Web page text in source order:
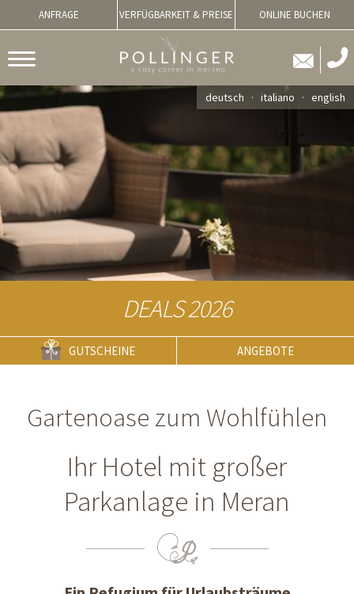
ANFRAGE VERFÜGBARKEIT & PREISE ONLINE BUCHEN
deutsch italiano english
DEALS 2026
GUTSCHEINE ANGEBOTE
Gartenoase zum Wohlfühlen
Ihr Hotel mit großer
Parkanlage in Meran